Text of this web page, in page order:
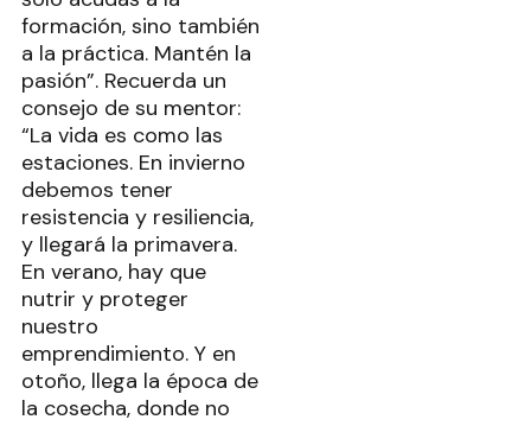
formación, sino también
a la práctica. Mantén la
pasión”. Recuerda un
consejo de su mentor:
“La vida es como las
estaciones. En invierno
debemos tener
resistencia y resiliencia,
y llegará la primavera.
En verano, hay que
nutrir y proteger
nuestro
emprendimiento. Y en
otoño, llega la época de
la cosecha, donde no